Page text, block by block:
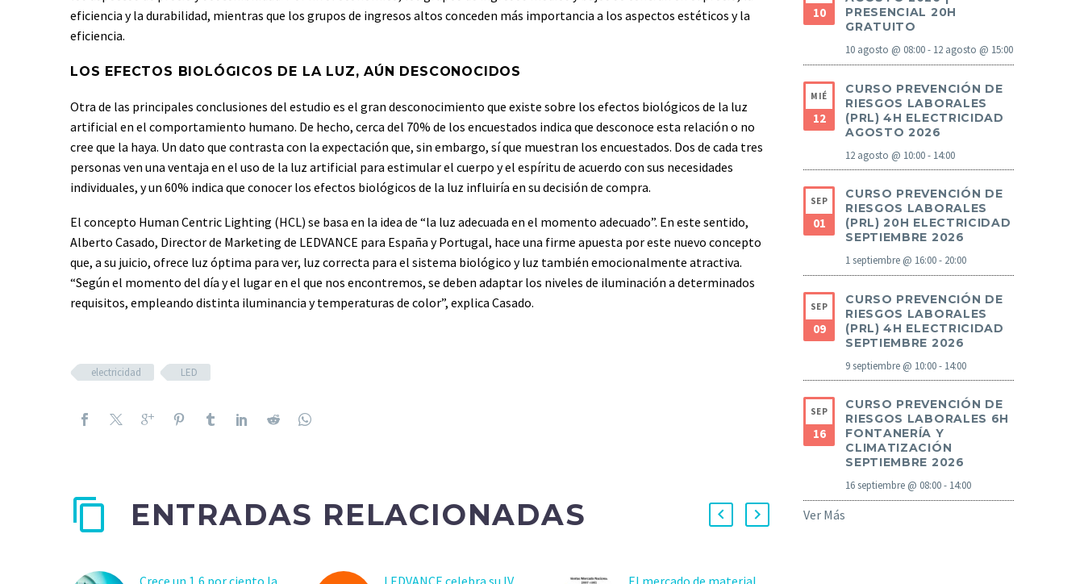
eficiencia y la durabilidad, mientras que los grupos de ingresos altos conceden más importancia a los aspectos estéticos y la
eficiencia.
LOS EFECTOS BIOLÓGICOS DE LA LUZ, AÚN DESCONOCIDOS
Otra de las principales conclusiones del estudio es el gran desconocimiento que existe sobre los efectos biológicos de la luz
artificial en el comportamiento humano. De hecho, cerca del 70% de los encuestados indica que desconoce esta relación o no
cree que la haya. Un dato que contrasta con la expectación que, sin embargo, sí que muestran los encuestados. Dos de cada tres
personas ven una ventaja en el uso de la luz artificial para estimular el cuerpo y el espíritu de acuerdo con sus necesidades
individuales, y un 60% indica que conocer los efectos biológicos de la luz influiría en su decisión de compra.
El concepto Human Centric Lighting (HCL) se basa en la idea de “la luz adecuada en el momento adecuado”. En este sentido,
Alberto Casado, Director de Marketing de LEDVANCE para España y Portugal, hace una firme apuesta por este nuevo concepto
que, a su juicio, ofrece luz óptima para ver, luz correcta para el sistema biológico y luz también emocionalmente atractiva.
“Según el momento del día y el lugar en el que nos encontremos, se deben adaptar los niveles de iluminación a determinados
requisitos, empleando distinta iluminancia y temperaturas de color”, explica Casado.
electricidad LED
ENTRADAS RELACIONADAS
Crece un 1,6 por ciento la LEDVANCE celebra su IV El mercado de material
10
PRESENCIAL 20H
GRATUITO
10 agosto @ 08:00- 12 agosto @ 15:00
MIÉ
12
CURSO PREVENCIÓN DE
RIESGOS LABORALES
(PRL) 4H ELECTRICIDAD
AGOSTO 2026
12 agosto @ 10:00- 14:00
SEP
01
CURSO PREVENCIÓN DE
RIESGOS LABORALES
(PRL) 20H ELECTRICIDAD
SEPTIEMBRE 2026
1 septiembre @ 16:00- 20:00
SEP
09
CURSO PREVENCIÓN DE
RIESGOS LABORALES
(PRL) 4H ELECTRICIDAD
SEPTIEMBRE 2026
9 septiembre @ 10:00- 14:00
SEP
16
CURSO PREVENCIÓN DE
RIESGOS LABORALES 6H
FONTANERÍA Y
CLIMATIZACIÓN
SEPTIEMBRE 2026
16 septiembre @ 08:00- 14:00
Ver Más